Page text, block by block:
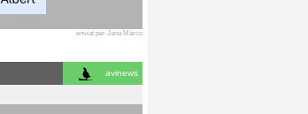
enviat per Jana Marco
avinews